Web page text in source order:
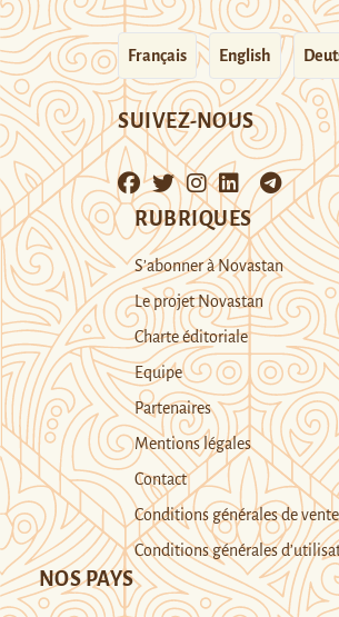
Français English
SUIVEZ-NOUS
RUBRIQUES
S’abonner à Novastan
Le projet Novastan
Charte éditoriale
Equipe
Partenaires
Mentions légales
Contact
Conditions générales de vente
Conditions générales
NOS PAYS